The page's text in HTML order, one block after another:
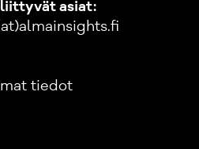
asiat:
tiedot